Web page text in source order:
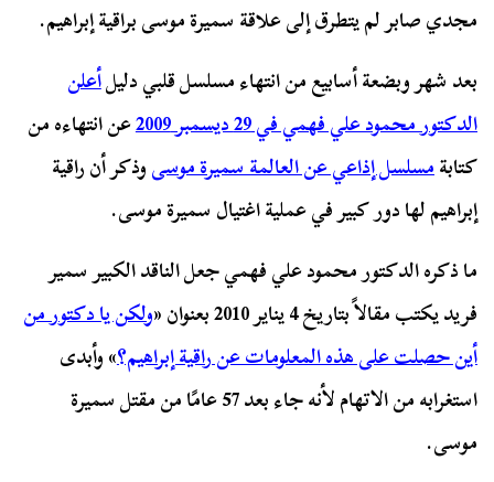
مجدي صابر لم يتطرق إلى علاقة سميرة موسى براقية إبراهيم.
بعد شهر وبضعة أسابيع من انتهاء مسلسل قلبي دليلأعلن
الدكتور محمود علي فهمي في 29 ديسمبر 2009
عن انتهاءه من
كتابةمسلسل إذاعي عن العالمة سميرة موسىوذكر أن راقية
إبراهيم لها دور كبير في عملية اغتيال سميرة موسى.
ما ذكره الدكتور محمود علي فهمي جعل الناقد الكبير سمير
فريد يكتب مقالاً بتاريخ 4 يناير 2010 بعنوان «
ولكن يا دكتور من
أين حصلت على هذه المعلومات عن راقية إبراهيم؟» وأبدى
استغرابه من الاتهام لأنه جاء بعد 57 عامًا من مقتل سميرة
موسى.